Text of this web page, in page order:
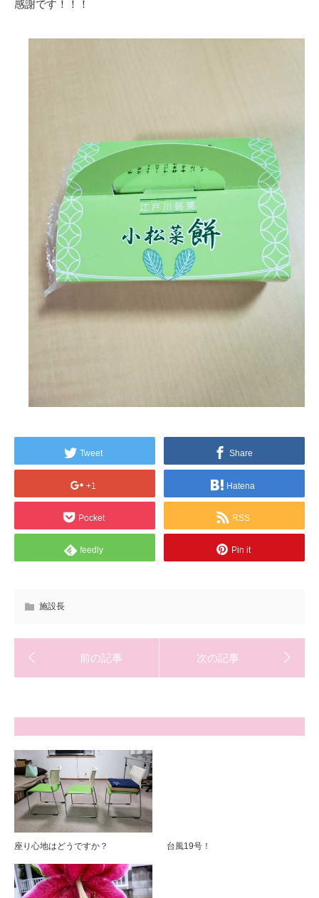
感謝です！！！
Tweet Share
+1 Hatena
Pocket RSS
feedly Pin it
施設長
座り心地はどうですか？ 台風19号！